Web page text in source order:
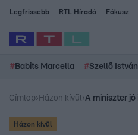
Legfrissebb RTL Híradó Fókusz
# Babits Marcella #Szellő István
Címlap› Házon kívül›
Házon kívül